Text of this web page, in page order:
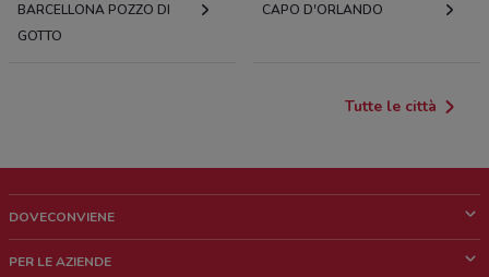
BARCELLONA POZZO DI
GOTTO
CAPO D'ORLANDO
Tutte le città
DOVECONVIENE
PER LE AZIENDE